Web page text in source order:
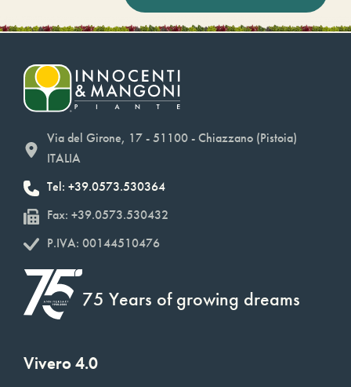
Via del Girone, 17 - 51100 - Chiazzano (Pistoia)
ITALIA
Tel: +39.0573.530364
Fax: +39.0573.530432
P.IVA: 00144510476
75 Years of growing dreams
Vivero 4.0